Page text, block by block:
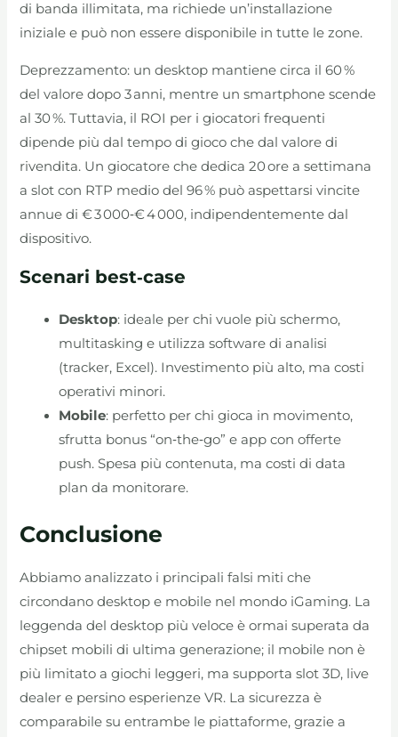
di banda illimitata, ma richiede un’installazione
iniziale e può non essere disponibile in tutte le zone.
Deprezzamento: un desktop mantiene circa il 60 %
del valore dopo 3 anni, mentre un smartphone scende
al 30 %. Tuttavia, il ROI per i giocatori frequenti
dipende più dal tempo di gioco che dal valore di
rivendita. Un giocatore che dedica 20 ore a settimana
a slot con RTP medio del 96 % può aspettarsi vincite
annue di € 3 000‑€ 4 000, indipendentemente dal
dispositivo.
Scenari best‑case
Desktop: ideale per chi vuole più schermo,
multitasking e utilizza software di analisi
(tracker, Excel). Investimento più alto, ma costi
operativi minori.
Mobile: perfetto per chi gioca in movimento,
sfrutta bonus “on‑the‑go” e app con offerte
push. Spesa più contenuta, ma costi di data
plan da monitorare.
Conclusione
Abbiamo analizzato i principali falsi miti che
circondano desktop e mobile nel mondo iGaming. La
leggenda del desktop più veloce è ormai superata da
chipset mobili di ultima generazione; il mobile non è
più limitato a giochi leggeri, ma supporta slot 3D, live
dealer e persino esperienze VR. La sicurezza è
comparabile su entrambe le piattaforme, grazie a